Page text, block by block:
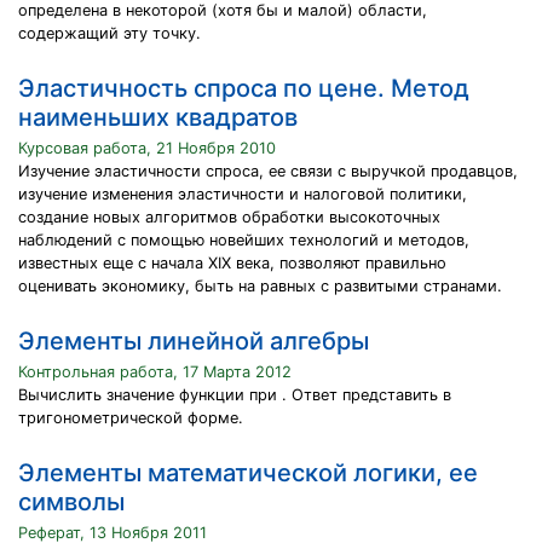
определена в некоторой (хотя бы и малой) области,
содержащий эту точку.
Эластичность спроса по цене. Метод
наименьших квадратов
Курсовая работа, 21 Ноября 2010
Изучение эластичности спроса, ее связи с выручкой продавцов,
изучение изменения эластичности и налоговой политики,
создание новых алгоритмов обработки высокоточных
наблюдений с помощью новейших технологий и методов,
известных еще с начала ХIХ века, позволяют правильно
оценивать экономику, быть на равных с развитыми странами.
Элементы линейной алгебры
Контрольная работа, 17 Марта 2012
Вычислить значение функции при . Ответ представить в
тригонометрической форме.
Элементы математической логики, ее
символы
Реферат, 13 Ноября 2011